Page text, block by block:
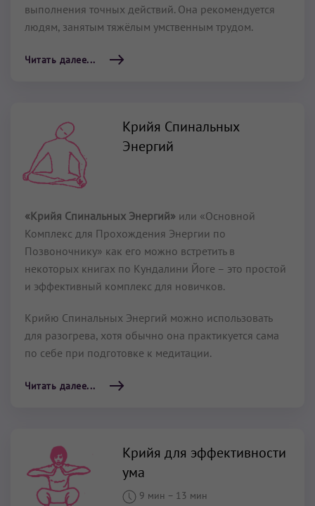
выполнения точных действий. Она рекомендуется
людям, занятым тяжёлым умственным трудом.
Читать далее...
Крийя Спинальных
Энергий
«Крийя Спинальных Энергий» или «Основной
Комплекс для Прохождения Энергии по
Позвоночнику» как его можно встретить в
некоторых книгах по Кундалини Йоге – это простой
и эффективный комплекс для новичков.
Крийю Спинальных Энергий можно использовать
для разогрева, хотя обычно она практикуется сама
по себе при подготовке к медитации.
Читать далее...
Крийя для эффективности
ума
9 мин – 13 мин